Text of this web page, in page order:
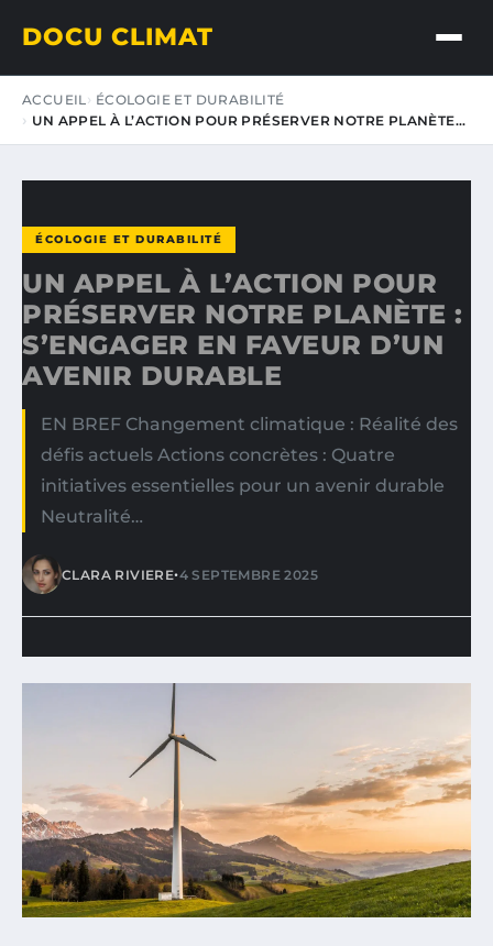
DOCU CLIMAT
ACCUEIL
ÉCOLOGIE ET DURABILITÉ
UN APPEL À L’ACTION POUR PRÉSERVER NOTRE PLANÈTE…
ÉCOLOGIE ET DURABILITÉ
UN APPEL À L’ACTION POUR
PRÉSERVER NOTRE PLANÈTE :
S’ENGAGER EN FAVEUR D’UN
AVENIR DURABLE
EN BREF Changement climatique : Réalité des
défis actuels Actions concrètes : Quatre
initiatives essentielles pour un avenir durable
Neutralité…
CLARA RIVIERE•4 SEPTEMBRE 2025